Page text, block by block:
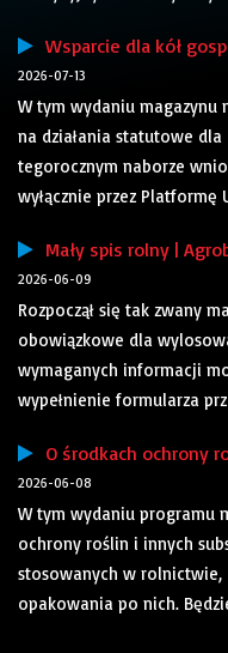
Wsparcie dla kół
2026-07-13
W tym wydaniu
na działania statutowe dla
tegorocznym naborze
wyłącznie przez Platformę
Mały spis rolny |
2026-06-09
Rozpoczął się tak zwany
obowiązkowe dla
wymaganych informacji
wypełnienie formularza
O środkach ochrony
2026-06-08
W tym wydaniu programu
ochrony roślin i innych
stosowanych w
opakowania po nich.